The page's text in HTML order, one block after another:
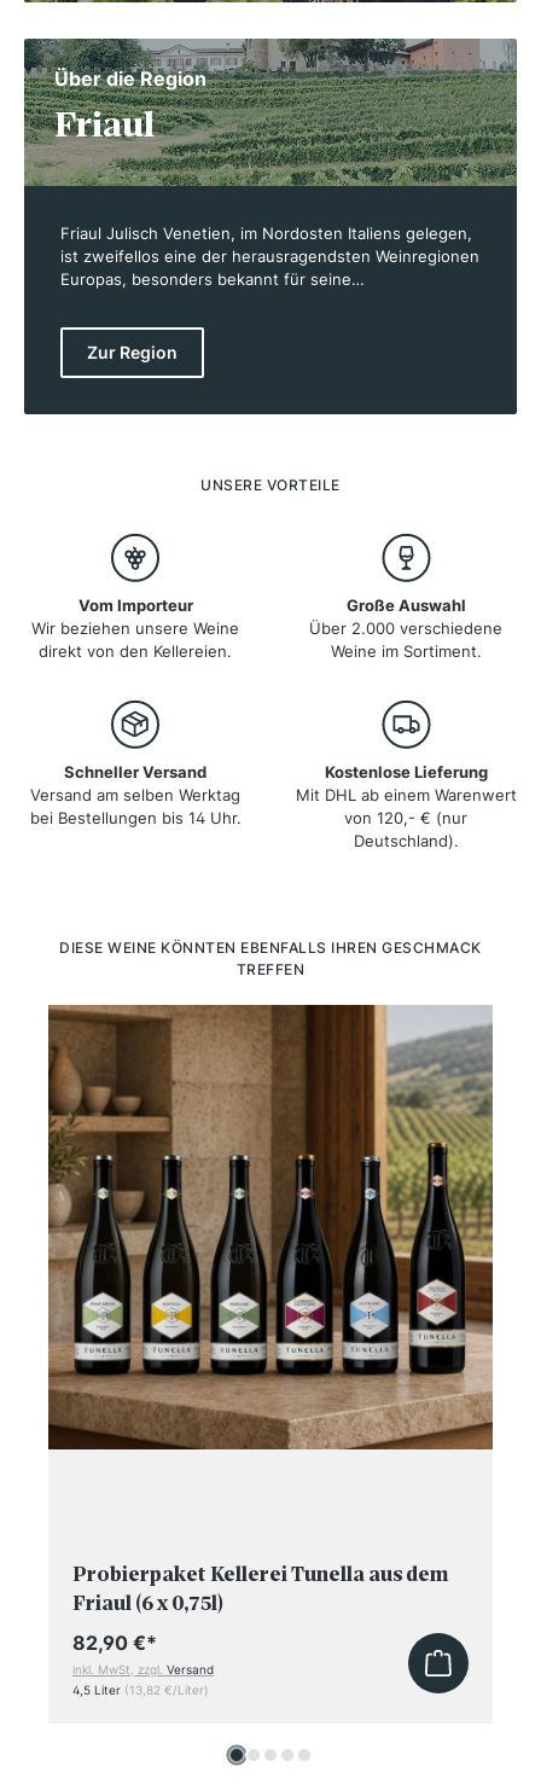
Über die Region
Friaul
Friaul Julisch Venetien, im Nordosten Italiens gelegen,
ist zweifellos eine der herausragendsten Weinregionen
Europas, besonders bekannt für seine
Slowenien im Osten und Österreich im Norden, bietet
die Region ein einzigartiges Klima, das milde maritime
Bedingungen für erstklassige Weine. Besonders
produziert die Region auch bemerkenswerte Rotweine
autochthonen Refosco. Die Subregionen Collio, Colli
Orientali und Grave del Friuli gehören zu den
bekanntesten Anbaugebieten, während Friaul auch für
seine Pionierarbeit bei den Orange Wines und
hochwertigen Grappas bekannt ist.
Zur Region
UNSERE VORTEILE
Vom Importeur
Wir beziehen unsere Weine
direkt von den Kellereien.
Große Auswahl
Über 2.000 verschiedene
Weine im Sortiment.
Schneller Versand
Versand am selben Werktag
bei Bestellungen bis 14 Uhr.
Kostenlose Lieferung
Mit DHL ab einem Warenwert
von 120,- € (nur
Deutschland).
Produktgalerie überspringen
DIESE WEINE KÖNNTEN EBENFALLS IHREN GESCHMACK
TREFFEN
Probierpaket Kellerei Tunella aus dem
Friaul (6 x 0,75l)
82,90 €*
inkl. MwSt, zzgl. Versand
4,5 Liter (13,82 €/Liter)